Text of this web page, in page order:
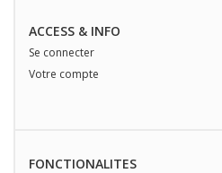
ACCESS & INFO
Se connecter
Votre compte
FONCTIONALITES